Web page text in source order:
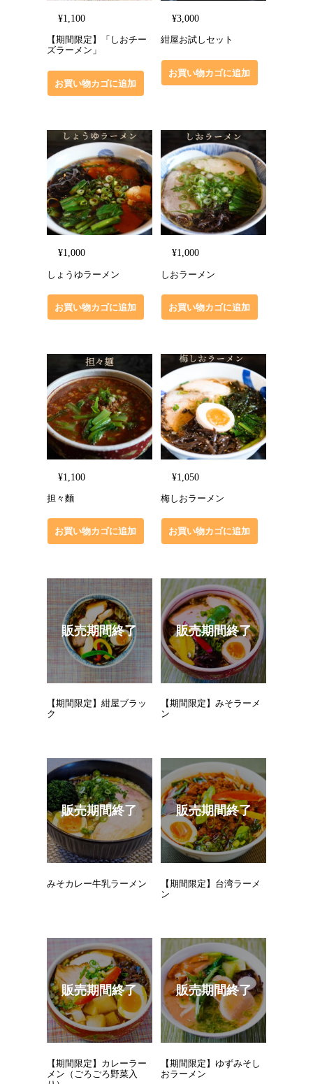
¥1,100
【期間限定】「しおチー
ズラーメン」
お買い物カゴに追加
¥3,000
紺屋お試しセット
お買い物カゴに追加
¥1,000
しょうゆラーメン
お買い物カゴに追加
¥1,000
しおラーメン
お買い物カゴに追加
¥1,100
担々麵
お買い物カゴに追加
¥1,050
梅しおラーメン
お買い物カゴに追加
【期間限定】紺屋ブラッ
ク
【期間限定】みそラーメ
ン
みそカレー牛乳ラーメン
【期間限定】台湾ラーメ
ン
【期間限定】カレーラー
メン（ごろごろ野菜入
【期間限定】ゆずみそし
おラーメン